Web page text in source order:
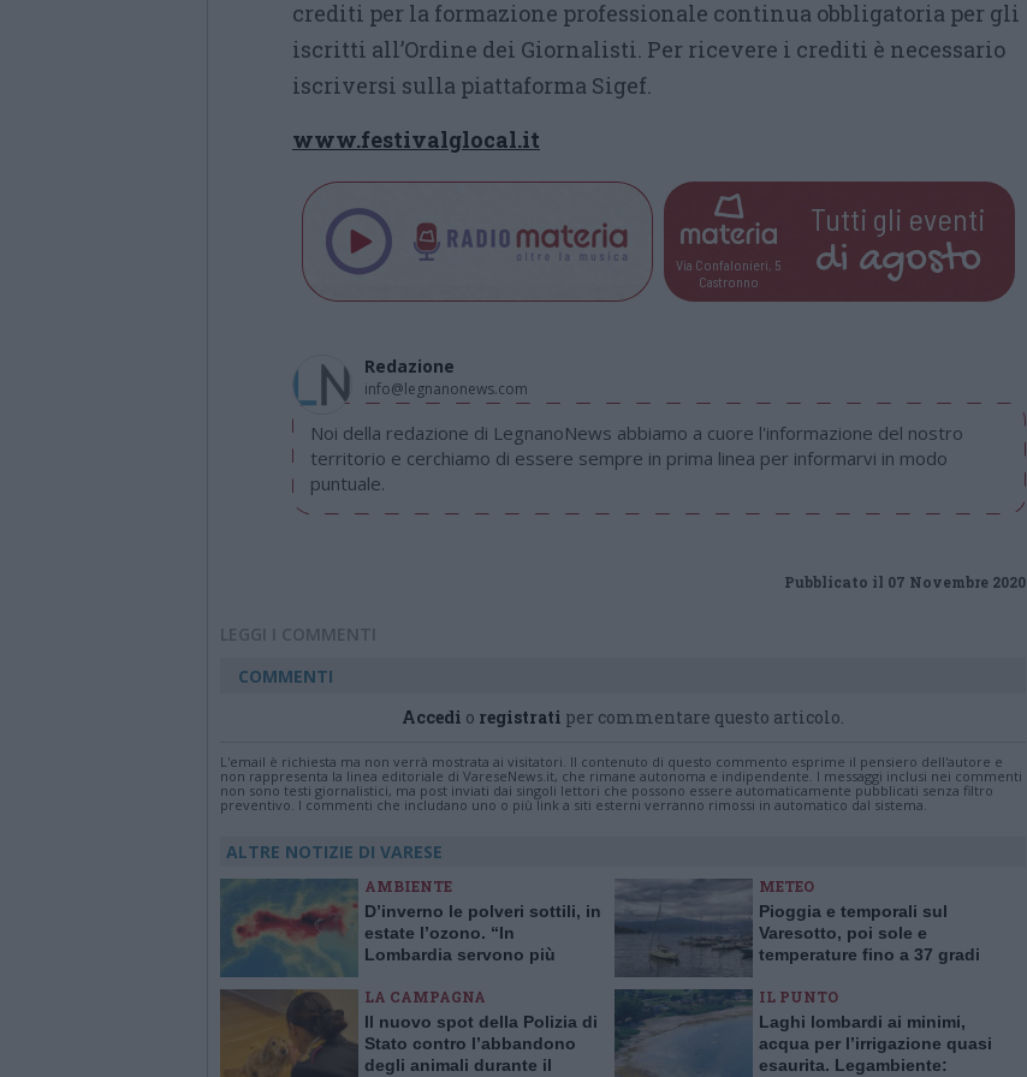
crediti per la formazione professionale continua obbligatoria per gli
iscritti all’Ordine dei Giornalisti. Per ricevere i crediti è necessario
iscriversi sulla piattaforma Sigef.
www.festivalglocal.it
Via Confalonieri, 5
Castronno
Tutti gli eventi
di agosto
Redazione
info@legnanonews.com
Noi della redazione di LegnanoNews abbiamo a cuore l'informazione del nostro
territorio e cerchiamo di essere sempre in prima linea per informarvi in modo
puntuale.
Pubblicato il 07 Novembre 2020
LEGGI I COMMENTI
COMMENTI
Accedi o registrati per commentare questo articolo.
L'email è richiesta ma non verrà mostrata ai visitatori. Il contenuto di questo commento esprime il pensiero dell'autore e
non rappresenta la linea editoriale di VareseNews.it, che rimane autonoma e indipendente. I messaggi inclusi nei commenti
non sono testi giornalistici, ma post inviati dai singoli lettori che possono essere automaticamente pubblicati senza filtro
preventivo. I commenti che includano uno o più link a siti esterni verranno rimossi in automatico dal sistema.
ALTRE NOTIZIE DI VARESE
AMBIENTE
D’inverno le polveri sottili, in
estate l’ozono. “In
Lombardia servono più
allerte ai cittadini”
METEO
Pioggia e temporali sul
Varesotto, poi sole e
temperature fino a 37 gradi
LA CAMPAGNA
Il nuovo spot della Polizia di
Stato contro l’abbandono
degli animali durante il
IL PUNTO
Laghi lombardi ai minimi,
acqua per l’irrigazione quasi
esaurita. Legambiente: